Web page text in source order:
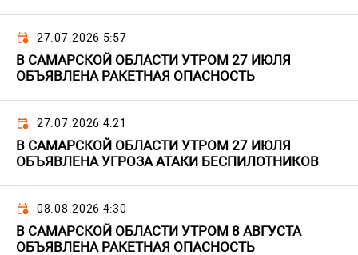
27.07.2026 5:57
В САМАРСКОЙ ОБЛАСТИ УТРОМ 27 ИЮЛЯ
ОБЪЯВЛЕНА РАКЕТНАЯ ОПАСНОСТЬ
27.07.2026 4:21
В САМАРСКОЙ ОБЛАСТИ УТРОМ 27 ИЮЛЯ
ОБЪЯВЛЕНА УГРОЗА АТАКИ БЕСПИЛОТНИКОВ
08.08.2026 4:30
В САМАРСКОЙ ОБЛАСТИ УТРОМ 8 АВГУСТА
ОБЪЯВЛЕНА РАКЕТНАЯ ОПАСНОСТЬ